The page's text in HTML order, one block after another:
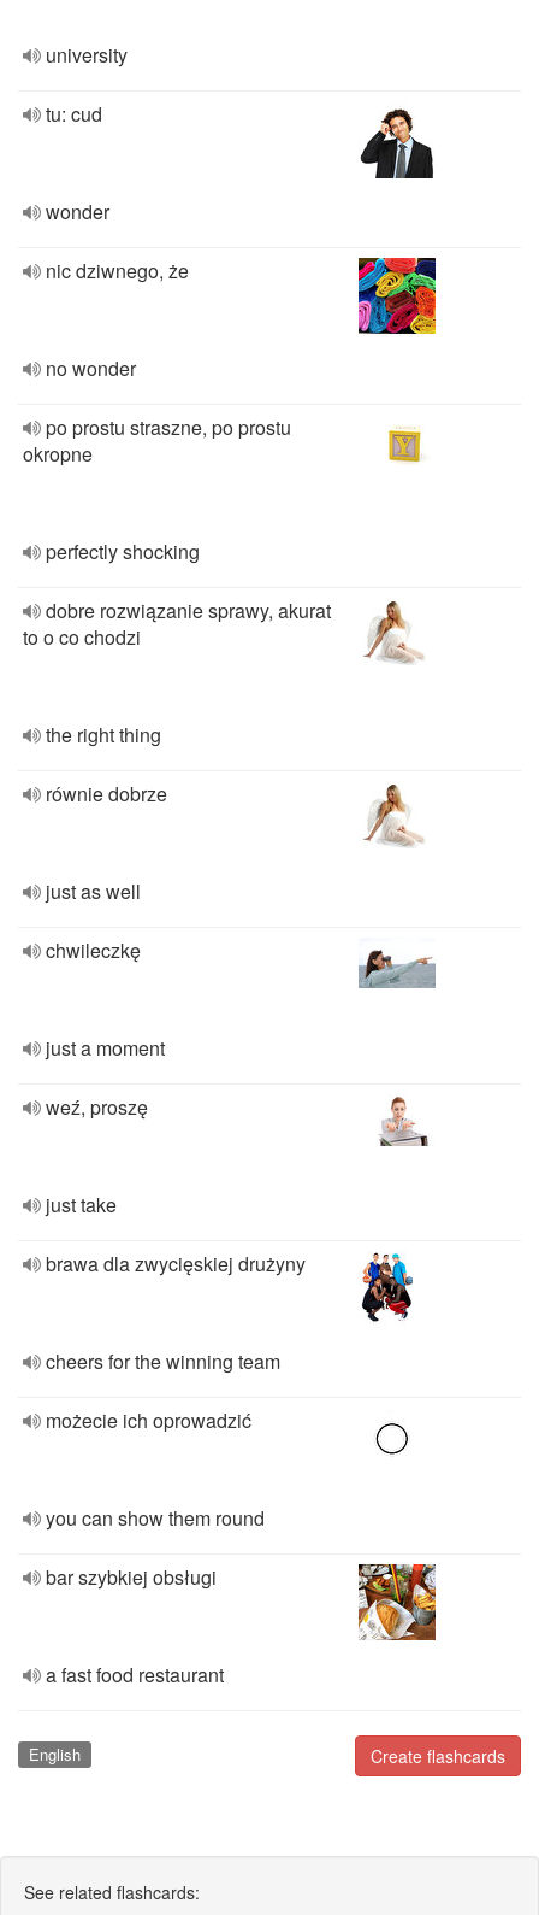
university
tu: cud
wonder
nic dziwnego, że
no wonder
po prostu straszne, po prostu
okropne
perfectly shocking
dobre rozwiązanie sprawy, akurat
to o co chodzi
the right thing
równie dobrze
just as well
chwileczkę
just a moment
weź, proszę
just take
brawa dla zwycięskiej drużyny
cheers for the winning team
możecie ich oprowadzić
you can show them round
bar szybkiej obsługi
a fast food restaurant
Create flashcards
English
See related flashcards: